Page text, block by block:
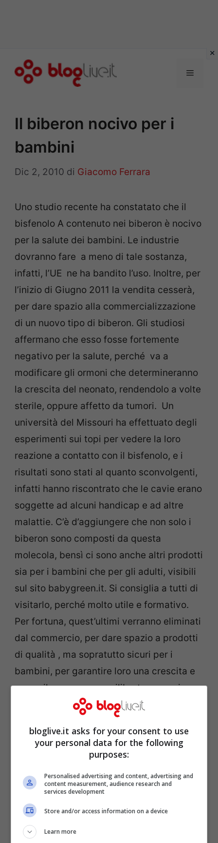
Menu
Il biberon nocivo per i
bambini
Dic 2, 2010 di Giacomo Ferrara
Uno studio recente ha constatato che il
bisfenolo A contenuto nei biberon è nocivo
per la salute dei bambini. Le industrie
dovranno fare a meno di tale sostanza,
infatti, l’UE ne ha bandito l’uso. Inoltre, per
l’inizio di Giugno 2011 la vendita cesserà,
per dare spazio alla commercializzazione
di un nuovo tipo di biberon. Gli studiosi
affermano che esso fosse fortemente
negativo per la salute, perché va a
modificare gli ormoni che determineranno
la crescita del neonato, rendendolo a volte
sterile, oppure affetto da tumori. Un
università del Missouri ha effettuato degli
esperimenti sui topi per vedere la loro
reazione a contatto con il bisfenolo, e i
risultati sono stati al quanto sconvolgenti,
infatti hanno riscontrato che le cavie erano
soggette ad alcuni handicap e ad altre
malattie. C’è d’aggiungere che non solo i
biberon sono composti da questa
molecola, bensì ci sono anche altri prodotti
sia per i bambini che per gli adulti, visibili
sul sito babygreen.it. Si consiglia a tutti di
visitarlo, perché molto utile e formativo.
Per fortuna, quest’ultimi verranno eliminati
dal commercio, per dare spazio a prodotti
di qualità , ma sopratutto sicuri per i
bambini, per garantire loro una crescita e
uno sviluppo sano, equilibrato e genuino.
bloglive.it asks for your consent to use
your personal data for the following
purposes:
Personalised advertising and content, advertising and
content measurement, audience research and
services development
Store and/or access information on a device
Learn more